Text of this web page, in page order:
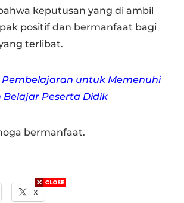
keputusan yang di ambil
positif dan bermanfaat bagi
terlibat.
Pembelajaran untuk Memenuhi
Peserta Didik
bermanfaat.
X